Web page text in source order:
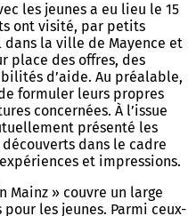
les jeunes a eu lieu le 15
ont visité, par petits
la ville de Mayence et
place des offres, des
d’aide. Au préalable,
formuler leurs propres
concernées. À l’issue
présenté les
dans le cadre
et impressions.
Mainz » couvre un large
les jeunes. Parmi ceux-